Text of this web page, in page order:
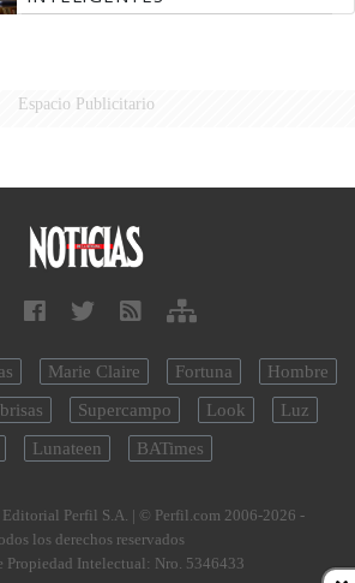
Espacio Publicitario
Marie Claire Fortuna
Hombre
Supercampo Look
Luz
Lunateen BATimes
Perfil S.A. | © Perfil.com 2006-2026 -
los derechos reservados
Propiedad Intelectual: Nro. 5346433